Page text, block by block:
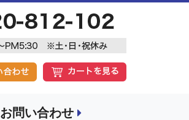
お問い合わせ